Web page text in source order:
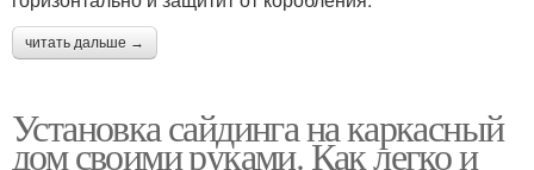
читать дальше →
Установка сайдинга на каркасный
дом своими руками. Как легко и